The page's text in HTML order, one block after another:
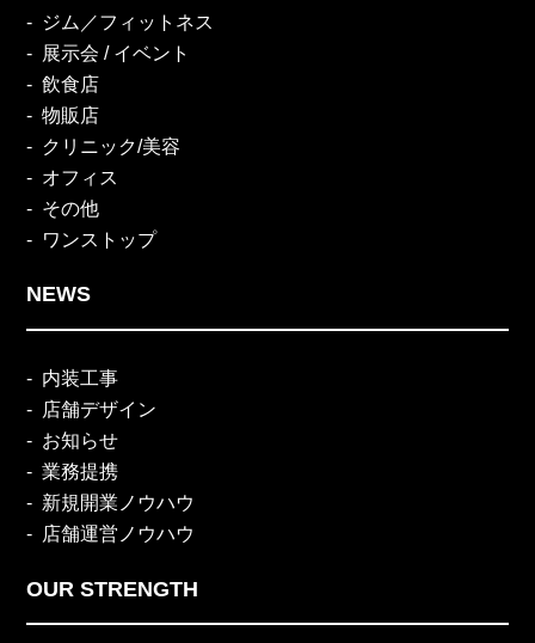
ジム／フィットネス
展示会 / イベント
飲食店
物販店
クリニック/美容
オフィス
その他
ワンストップ
NEWS
内装工事
店舗デザイン
お知らせ
業務提携
新規開業ノウハウ
店舗運営ノウハウ
OUR STRENGTH